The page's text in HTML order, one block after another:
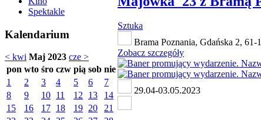
Spektakle
Kalendarium
< kwi Maj 2023 cze >
pon wto śro czw pią sob nie
1
2 3 4 5 6
7
8
9 10 11 12 13
14
15
16 17 18 19 20
21
Sztuka
Brama Poznania, Gdańska 2, 61-
Zobacz szczegóły
29.04-03.05.2023